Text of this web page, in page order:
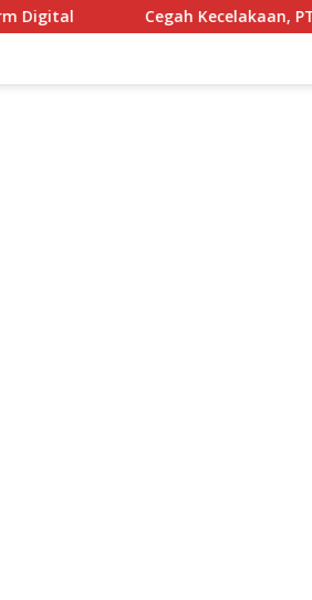
Cegah Kecelakaan, PT KAI Tutup